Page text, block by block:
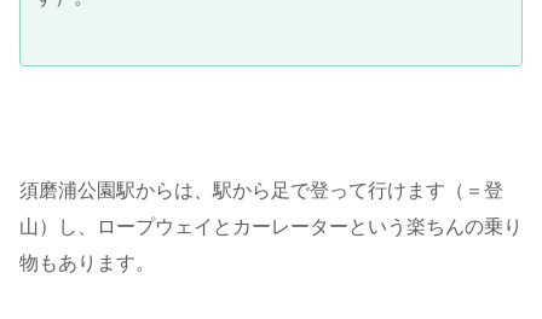
須磨浦公園駅からは、駅から足で登って行けます（＝登
山）し、ロープウェイとカーレーターという楽ちんの乗り
物もあります。